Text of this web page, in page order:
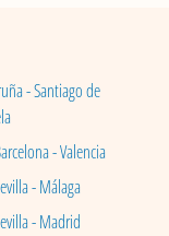
- Santiago de
- Valencia
- Málaga
- Madrid